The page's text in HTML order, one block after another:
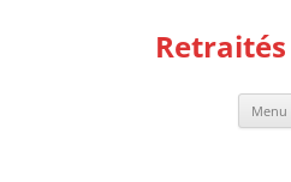
Retraités
Menu